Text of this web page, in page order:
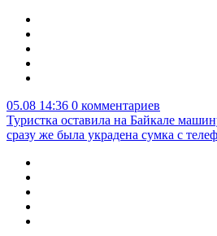
05.08 14:36 0 комментариев
Туристка оставила на Байкале
сразу же была украдена сумка с